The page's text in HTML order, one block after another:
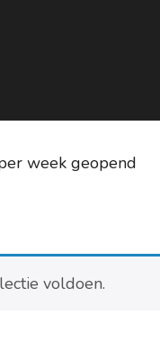
week geopend
voldoen.